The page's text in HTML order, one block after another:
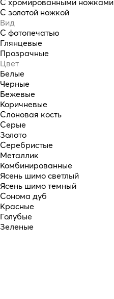
С хромированными ножками
С золотой ножкой
Вид
С фотопечатью
Глянцевые
Прозрачные
Цвет
Белые
Черные
Бежевые
Коричневые
Слоновая кость
Серые
Золото
Серебристые
Металлик
Комбинированные
Ясень шимо светлый
Ясень шимо темный
Сонома дуб
Красные
Голубые
Зеленые